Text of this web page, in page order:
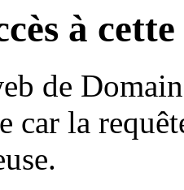
à
de
car la